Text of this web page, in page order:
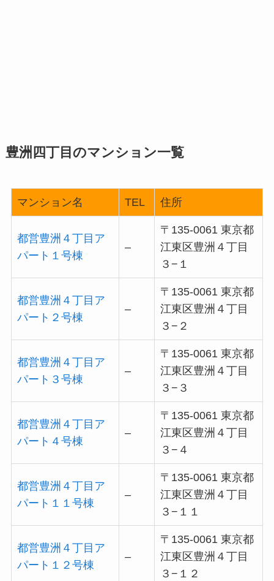
豊洲四丁目のマンション一覧
マンション名 TEL 住所
都営豊洲４丁目ア
パート１号棟
–
〒135-0061 東京都
江東区豊洲４丁目
３−１
都営豊洲４丁目ア
パート２号棟
–
〒135-0061 東京都
江東区豊洲４丁目
３−２
都営豊洲４丁目ア
パート３号棟
–
〒135-0061 東京都
江東区豊洲４丁目
３−３
都営豊洲４丁目ア
パート４号棟
–
〒135-0061 東京都
江東区豊洲４丁目
３−４
都営豊洲４丁目ア
パート１１号棟
–
〒135-0061 東京都
江東区豊洲４丁目
３−１１
都営豊洲４丁目ア
パート１２号棟
–
〒135-0061 東京都
江東区豊洲４丁目
３−１２